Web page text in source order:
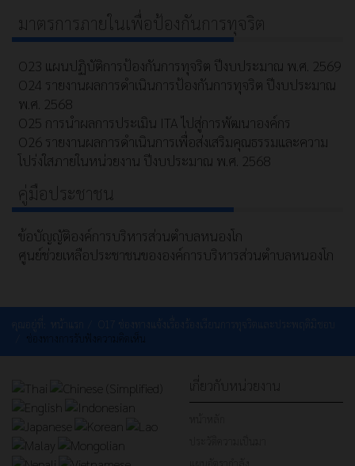
มาตรการภายในเพื่อป้องกันการทุจริต
O23 แผนปฏิบัติการป้องกันการทุจริต ปีงบประมาณ พ.ศ. 2569
O24 รายงานผลการดำเนินการป้องกันการทุจริต ปีงบประมาณ
พ.ศ. 2568
O25 การนำผลการประเมิน ITA ไปสู่การพัฒนาองค์กร
O26 รายงานผลการดำเนินการเพื่อส่งเสริมคุณธรรมและความ
โปร่งใสภายในหน่วยงาน ปีงบประมาณ พ.ศ. 2568
คู่มือประชาชน
ข้อบัญญัติองค์การบริหารส่วนตำบลหนองโก
ศูนย์ช่วยเหลือประชาชนขององค์การบริหารส่วนตำบลหนองโก
คุณอยู่ที่: หน้าแรก
O17 ช่องทางแจ้งเรื่องร้องเรียนการทุจริตและประพฤติมิชอบ
ช่องทางการรับฟังความคิดเห็น
เกี่ยวกับหน่วยงาน